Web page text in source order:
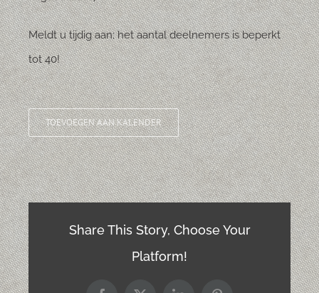
Meldt u tijdig aan; het aantal deelnemers is beperkt
tot 40!
TOEVOEGEN AAN KALENDER
Share This Story, Choose Your
Platform!